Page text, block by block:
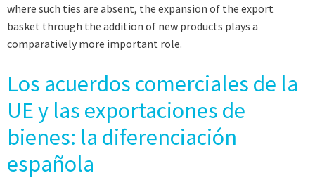
where such ties are absent, the expansion of the export
basket through the addition of new products plays a
comparatively more important role.
Los acuerdos comerciales de la
UE y las exportaciones de
bienes: la diferenciación
española